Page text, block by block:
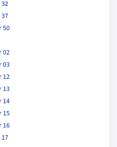
50
02
03
12
13
14
15
16